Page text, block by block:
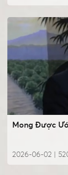
Mong Được
2026-06-02 |